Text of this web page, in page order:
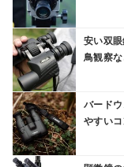
安い双
鳥観察
バード
やすい